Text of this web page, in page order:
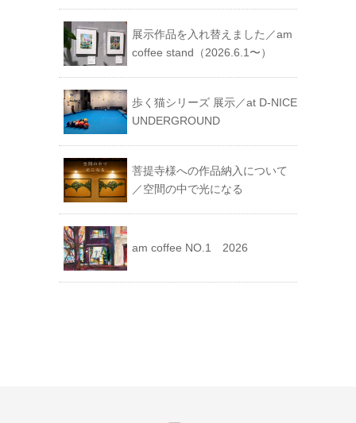
展示作品を入れ替えました／am
coffee stand（2026.6.1〜）
歩く猫シリーズ 展示／at D-NICE
UNDERGROUND
菩提寺様への作品納入について
／空間の中で光になる
am coffee NO.1 2026